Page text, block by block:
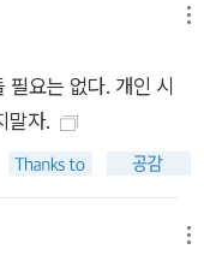
언론, 매년 2000여 명
통하는 핵심적인 문
이야기다. 책은 “우
라마 〈이어즈 앤 이
며 “지속 불가능한 체
로 논란이 됐던 택배기
득을 본 ‘현명한 소
요는 없다. 개인 시
말자.